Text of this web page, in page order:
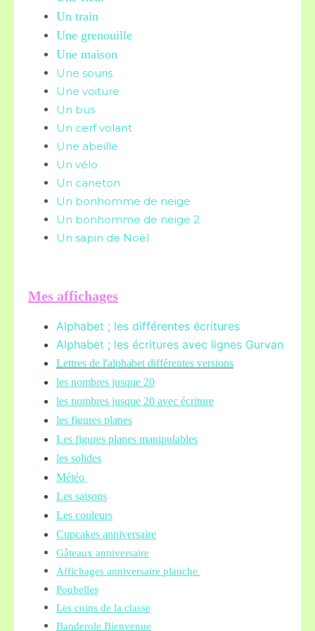
Un train
Une grenouille
Une maison
Une souris
Une voiture
Un bus
Un cerf volant
Une abeille
Un vélo
Un caneton
Un bonhomme de neige
Un bonhomme de neige 2
Un sapin de Noël
Mes affichages
Alphabet ; les différentes écritures
Alphabet ; les écritures avec lignes Gurvan
Lettres de l'alphabet différentes versions
les nombres jusque 20
les nombres jusque 20 avec écriture
les figures planes
Les figures planes manipulables
les solides
Météo
Les saisons
Les couleurs
Cupcakes anniversaire
Gâteaux anniversaire
Affichages anniversaire planche
Poubelles
Les coins de la classe
Banderole Bienvenue